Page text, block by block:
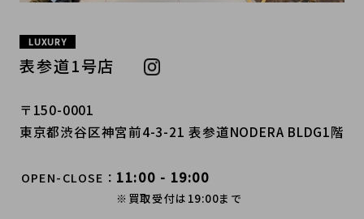
LUXURY
表参道1号店
〒150-0001
東京都渋谷区神宮前4-3-21 表参道NODERA BLDG1階
OPEN-CLOSE 11:00 - 19:00
※買取受付は19:00まで